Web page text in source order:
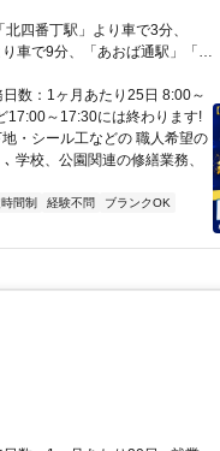
四番丁駅」より車で3分、
車で9分、「あおば通駅」「仙
数：1ヶ月あたり25日 8:00～
17:00～17:30には終わります!
・シール工などの 職人希望の
学校、公園関連の修繕業務、
間制 経験不問
ブランクOK